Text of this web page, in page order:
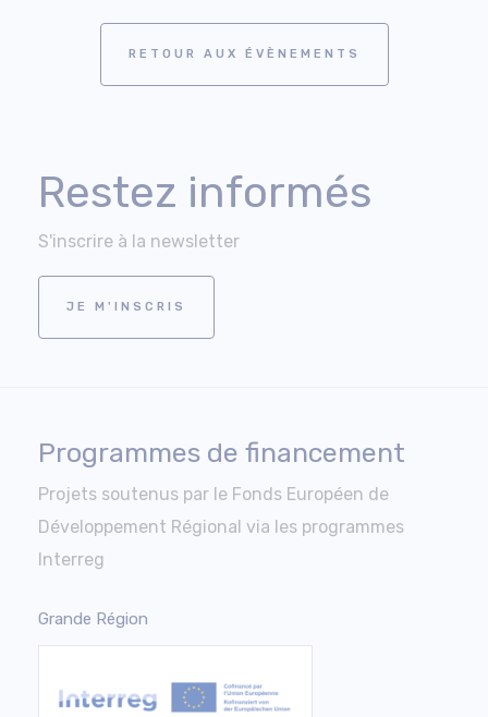
RETOUR AUX ÉVÈNEMENTS
Restez informés
S'inscrire à la newsletter
JE M'INSCRIS
Programmes de financement
Projets soutenus par le Fonds Européen de
Développement Régional via les programmes
Interreg
Grande Région